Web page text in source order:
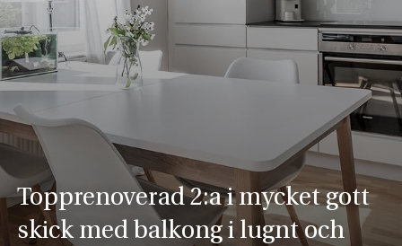
Topprenoverad 2:a i mycket gott
skick med balkong i lugnt och